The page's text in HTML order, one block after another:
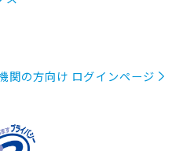
関の方向け ログインページ